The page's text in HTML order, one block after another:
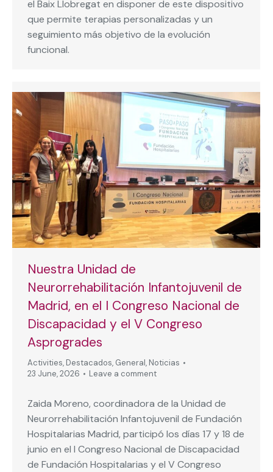
el Baix Llobregat en disponer de este dispositivo
que permite terapias personalizadas y un
seguimiento más objetivo de la evolución
funcional.
Nuestra Unidad de
Neurorrehabilitación Infantojuvenil de
Madrid, en el I Congreso Nacional de
Discapacidad y el V Congreso
Asprogrades
Activities, Destacados, General, Noticias
23 June, 2026
Leave a comment
Zaida Moreno, coordinadora de la Unidad de
Neurorrehabilitación Infantojuvenil de Fundación
Hospitalarias Madrid, participó los días 17 y 18 de
junio en el I Congreso Nacional de Discapacidad
de Fundación Hospitalarias y el V Congreso